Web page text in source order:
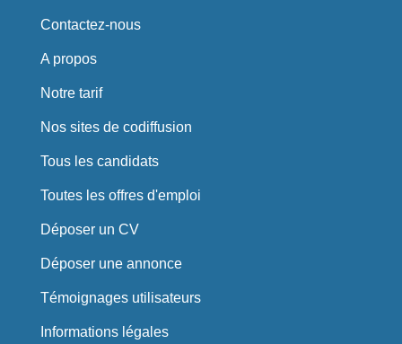
Contactez-nous
A propos
Notre tarif
Nos sites de codiffusion
Tous les candidats
Toutes les offres d'emploi
Déposer un CV
Déposer une annonce
Témoignages utilisateurs
Informations légales